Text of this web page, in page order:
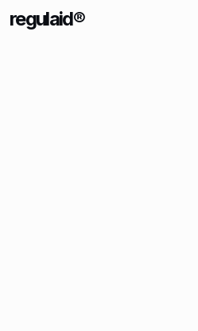
regulaid®